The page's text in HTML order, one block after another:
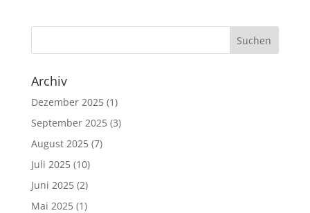
Archiv
Dezember 2025(1)
September 2025(3)
August 2025(7)
Juli 2025(10)
Juni 2025(2)
Mai 2025(1)